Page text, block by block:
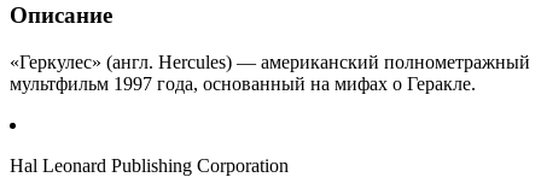
Описание
«Геркулес» (англ. Hercules) — американский полнометражный
мультфильм 1997 года, основанный на мифах о Геракле.
Hal Leonard Publishing Corporation